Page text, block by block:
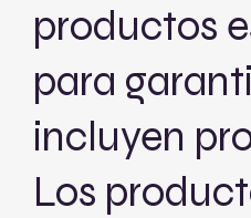
productos
para
incluyen
Los